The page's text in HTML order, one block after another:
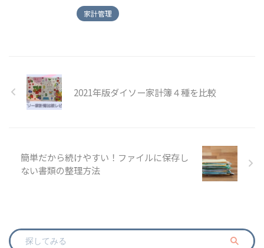
家計管理
2021年版ダイソー家計簿４種を比較
簡単だから続けやすい！ファイルに保存し
ない書類の整理方法